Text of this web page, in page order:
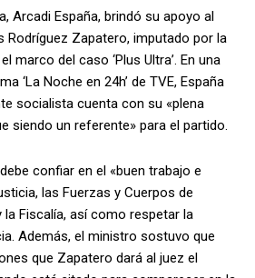
Arcadi España, brindó su apoyo al
Rodríguez Zapatero, imputado por la
marco del caso ‘Plus Ultra’. En una
‘La Noche en 24h’ de TVE, España
socialista cuenta con su «plena
siendo un referente» para el partido.
confiar en el «buen trabajo e
las Fuerzas y Cuerpos de
la Fiscalía, así como respetar la
Además, el ministro sostuvo que
que Zapatero dará al juez el